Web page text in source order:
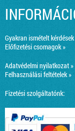
Gyakran ismételt
Előfizetési csomagok »
Adatvédelmi nyilatkozat »
Felhasználási feltételek »
Fizetési szolgáltatónk: